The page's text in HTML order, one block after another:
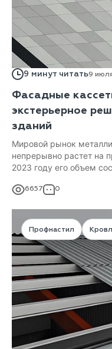
9 минут читать9
Фасадные
экстерьерное
зданий
Мировой рынок
непрерывно растет на
2023 году его объем
типа фасада в
6657 0
Профнастил